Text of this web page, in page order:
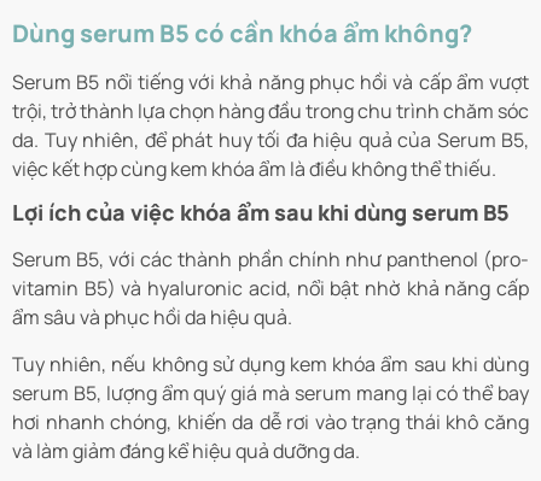
Dùng serum B5 có cần khóa ẩm không?
Serum B5 nổi tiếng với khả năng phục hồi và cấp ẩm vượt
trội, trở thành lựa chọn hàng đầu trong chu trình chăm sóc
da. Tuy nhiên, để phát huy tối đa hiệu quả của Serum B5,
việc kết hợp cùng kem khóa ẩm là điều không thể thiếu.
Lợi ích của việc khóa ẩm sau khi dùng serum B5
Serum B5, với các thành phần chính như panthenol (pro-
vitamin B5) và hyaluronic acid, nổi bật nhờ khả năng cấp
ẩm sâu và phục hồi da hiệu quả.
Tuy nhiên, nếu không sử dụng kem khóa ẩm sau khi dùng
serum B5, lượng ẩm quý giá mà serum mang lại có thể bay
hơi nhanh chóng, khiến da dễ rơi vào trạng thái khô căng
và làm giảm đáng kể hiệu quả dưỡng da.